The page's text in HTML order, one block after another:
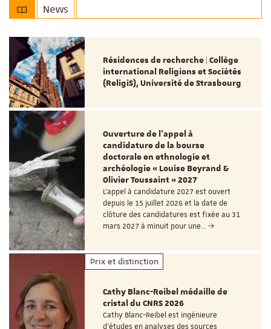
News
Résidences de recherche | Collège
international Religions et Sociétés
(ReligiS), Université de Strasbourg
Ouverture de l'appel à
candidature de la bourse
doctorale en ethnologie et
archéologie « Louise Beyrand &
Olivier Toussaint » 2027
L’appel à candidature 2027 est ouvert
depuis le 15 juillet 2026 et la date de
clôture des candidatures est fixée au 31
mars 2027 à minuit pour une…
Prix et distinction
Cathy Blanc-Reibel médaille de
cristal du CNRS 2026
Cathy Blanc-Reibel est ingénieure
d’études en analyses des sources